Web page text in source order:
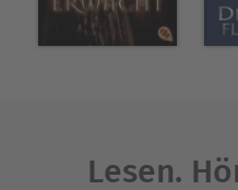
Lesen.